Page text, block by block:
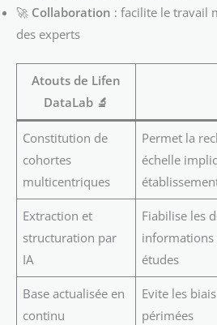
🚀 Collaboration : facilite le travail
des experts
Atouts de Lifen
DataLab 🔬
Constitution de
cohortes
multicentriques
Permet la
échelle
Extraction et
structuration par
IA
Fiabilise les
informations
études
Base actualisée en
continu
Evite les
périmées